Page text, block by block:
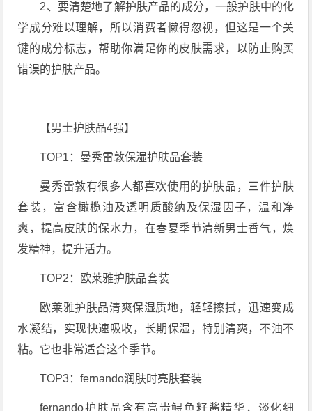
2、要清楚地了解护肤产品的成分，一般护肤中的化
学成分难以理解，所以消费者懒得忽视，但这是一个关
键的成分标志，帮助你满足你的皮肤需求，以防止购买
错误的护肤产品。
【男士护肤品4强】
TOP1：曼秀雷敦保湿护肤品套装
曼秀雷敦有很多人都喜欢使用的护肤品，三件护肤
套装，富含橄榄油及透明质酸纳及保湿因子，温和净
爽，提高皮肤的保水力，在春夏季节清新男士香气，焕
发精神，提升活力。
TOP2：欧莱雅护肤品套装
欧莱雅护肤品清爽保湿质地，轻轻擦拭，迅速变成
水凝结，实现快速吸收，长期保湿，特别清爽，不油不
粘。它也非常适合这个季节。
TOP3：fernando润肤时亮肤套装
fernando护肤品含有高贵鲟鱼籽酱精华，淡化细